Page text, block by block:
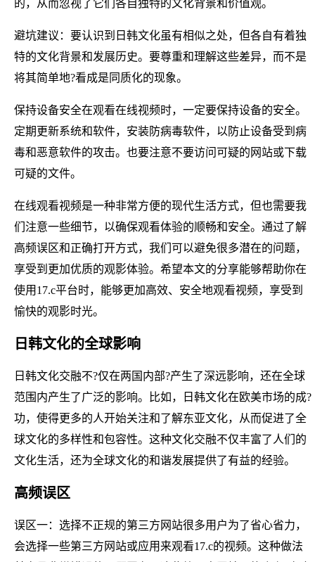
的，从而忽视了它们各自独特的文化背景和价值观。
避坑建议：要认识到日韩文化虽有相似之处，但各自有着独
特的文化背景和发展历史。要尊重和理解这些差异，而不是
将其简单地?看成是同质化的现象。
保持设备安全在观看在线视频时，一定要保持设备的安全。
定期更新系统和软件，安装防病毒软件，以防止设备受到病
毒和恶意软件的攻击。也要注意不要访问可疑的网站或下载
可疑的文件。
在线观看视频是一种非常方便的现代生活方式，但也需要我
们注意一些细节，以确保观看体验的顺畅和安全。通过了解
高频误区和正确打开方式，我们可以避免很多潜在的问题，
享受到更加优质的观影体验。希望本文的分享能够帮助你在
使用17.c平台时，能够更加高效、安全地观看视频，享受到
愉快的观影时光。
日韩文化的全球影响
日韩文化交融不?仅在两国内部?产生了深远影响，还在全球
范围内产生了广泛的影响。比如，日韩文化在欧美市场的成?
功，使得更多的人开始关注和了解东亚文化，从而促进了全
球文化的多样性和包容性。这种文化交融不仅丰富了人们的
文化生活，还为全球文化的和谐发展提供了有益的经验。
高频误区
误区一：选择不正规的第三方网站很多用户为了省心省力，
会选择一些第三方网站或应用来观看17.c的视频。这种做法